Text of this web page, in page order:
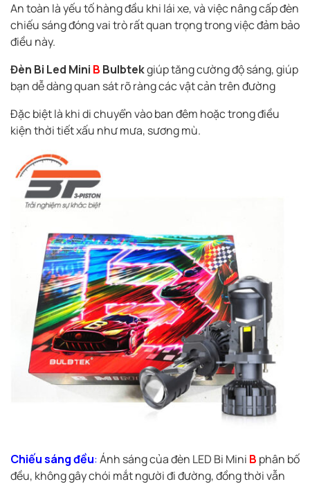
An toàn là yếu tố hàng đầu khi lái xe, và việc nâng cấp đèn
chiếu sáng đóng vai trò rất quan trọng trong việc đảm bảo
điều này.
Đèn Bi Led Mini B Bulbtekgiúp tăng cường độ sáng, giúp
bạn dễ dàng quan sát rõ ràng các vật cản trên đường
Đặc biệt là khi di chuyển vào ban đêm hoặc trong điều
kiện thời tiết xấu như mưa, sương mù.
Chiếu sáng đều:Ánh sáng của đèn LED Bi Mini B phân bố
đều, không gây chói mắt người đi đường, đồng thời vẫn